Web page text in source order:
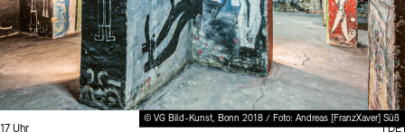
© VG Bild-Kunst, Bonn 2018 / Foto: Andreas [FranzXaver] Süß
Uhrzeit:
17 Uhr
DE